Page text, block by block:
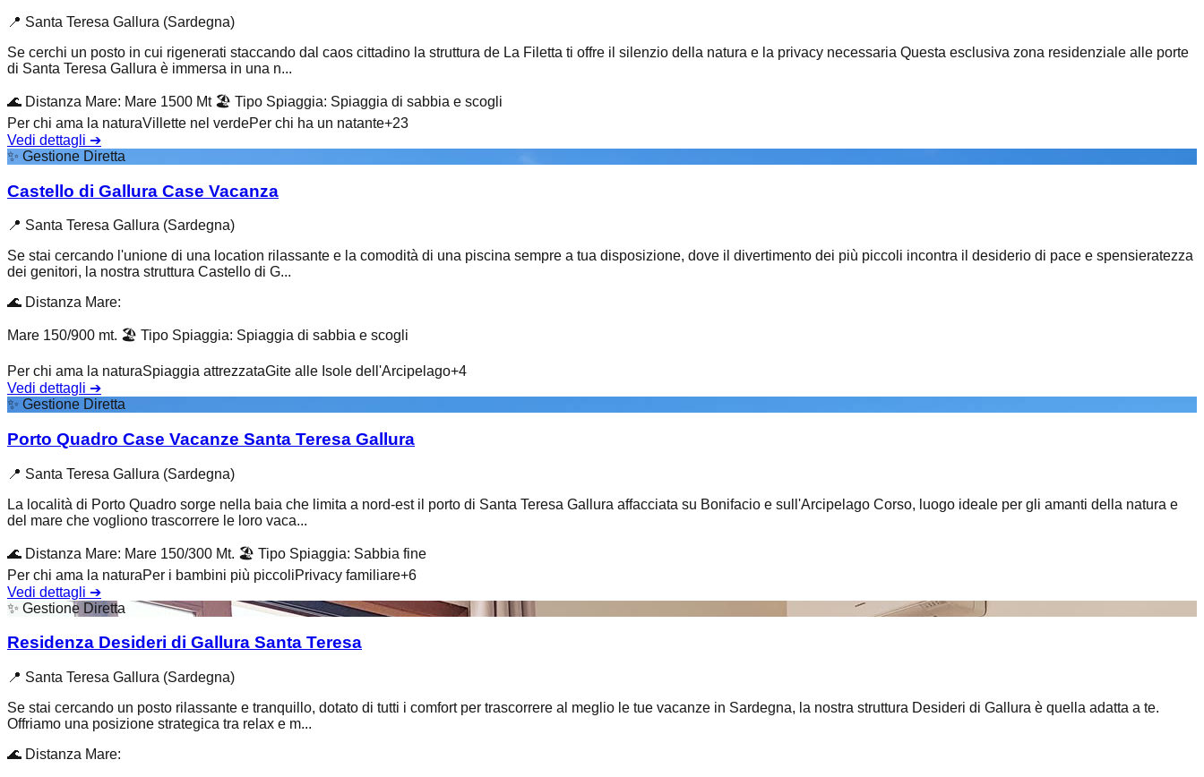
📍 Santa Teresa Gallura (Sardegna)
Se cerchi un posto in cui rigenerati staccando dal caos cittadino la struttura de La Filetta ti offre il silenzio della natura e la privacy necessaria Questa esclusiva zona residenziale alle porte
di Santa Teresa Gallura è immersa in una n...
🌊 Distanza Mare: Mare 1500 Mt 🏖️ Tipo Spiaggia: Spiaggia di sabbia e scogli
Per chi ama la naturaVillette nel verdePer chi ha un natante+23
Vedi dettagli ➔
✨ Gestione Diretta
Castello di Gallura Case Vacanza
📍 Santa Teresa Gallura (Sardegna)
Se stai cercando l'unione di una location rilassante e la comodità di una piscina sempre a tua disposizione, dove il divertimento dei più piccoli incontra il desiderio di pace e spensieratezza
dei genitori, la nostra struttura Castello di G...
🌊 Distanza Mare:
Mare 150/900 mt. 🏖️ Tipo Spiaggia: Spiaggia di sabbia e scogli
Per chi ama la naturaSpiaggia attrezzataGite alle Isole dell'Arcipelago+4
Vedi dettagli ➔
✨ Gestione Diretta
Porto Quadro Case Vacanze Santa Teresa Gallura
📍 Santa Teresa Gallura (Sardegna)
La località di Porto Quadro sorge nella baia che limita a nord-est il porto di Santa Teresa Gallura affacciata su Bonifacio e sull'Arcipelago Corso, luogo ideale per gli amanti della natura e
del mare che vogliono trascorrere le loro vaca...
🌊 Distanza Mare: Mare 150/300 Mt. 🏖️ Tipo Spiaggia: Sabbia fine
Per chi ama la naturaPer i bambini più piccoliPrivacy familiare+6
Vedi dettagli ➔
✨ Gestione Diretta
Residenza Desideri di Gallura Santa Teresa
📍 Santa Teresa Gallura (Sardegna)
Se stai cercando un posto rilassante e tranquillo, dotato di tutti i comfort per trascorrere al meglio le tue vacanze in Sardegna, la nostra struttura Desideri di Gallura è quella adatta a te.
Offriamo una posizione strategica tra relax e m...
🌊 Distanza Mare: